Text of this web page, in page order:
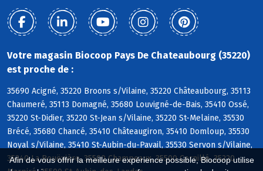
Afin de vous offrir la meilleure expérience possible, Biocoop utilise
Votre magasin Biocoop Pays De Chateaubourg (35220)
est proche de :
35690 Acigné, 35220 Broons s/Vilaine, 35220 Châteaubourg, 35113
Chaumeré, 35113 Domagné, 35680 Louvigné-de-Bais, 35410 Ossé,
35220 St-Didier, 35220 St-Jean s/Vilaine, 35220 St-Melaine, 35530
Brécé, 35680 Chancé, 35410 Châteaugiron, 35410 Domloup, 35530
Noyal s/Vilaine, 35410 St-Aubin-du-Pavail, 35530 Servon s/Vilaine,
35340 La Bouëxière, 35500 Champeaux, 35500 Cornillé, 35220